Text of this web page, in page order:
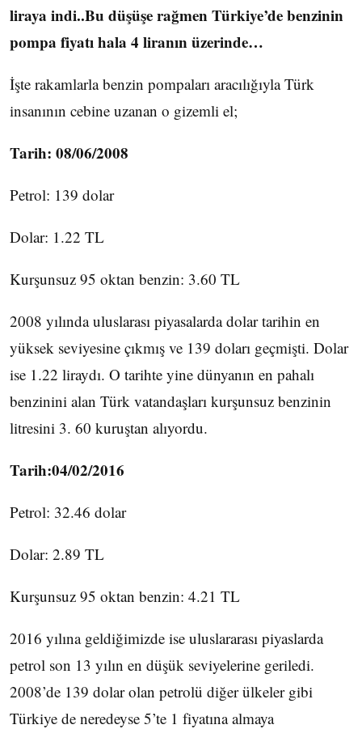
liraya indi..Bu düşüşe rağmen Türkiye’de benzinin
pompa fiyatı hala 4 liranın üzerinde…
İşte rakamlarla benzin pompaları aracılığıyla Türk
insanının cebine uzanan o gizemli el;
Tarih: 08/06/2008
Petrol: 139 dolar
Dolar: 1.22 TL
Kurşunsuz 95 oktan benzin: 3.60 TL
2008 yılında uluslarası piyasalarda dolar tarihin en
yüksek seviyesine çıkmış ve 139 doları geçmişti. Dolar
ise 1.22 liraydı. O tarihte yine dünyanın en pahalı
benzinini alan Türk vatandaşları kurşunsuz benzinin
litresini 3. 60 kuruştan alıyordu.
Tarih:04/02/2016
Petrol: 32.46 dolar
Dolar: 2.89 TL
Kurşunsuz 95 oktan benzin: 4.21 TL
2016 yılına geldiğimizde ise uluslararası piyaslarda
petrol son 13 yılın en düşük seviyelerine geriledi.
2008’de 139 dolar olan petrolü diğer ülkeler gibi
Türkiye de neredeyse 5’te 1 fiyatına almaya